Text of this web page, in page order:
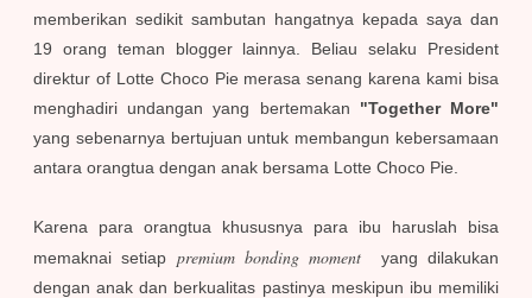
memberikan sedikit sambutan hangatnya kepada saya dan
19 orang teman blogger lainnya. Beliau selaku President
direktur of Lotte Choco Pie merasa senang karena kami bisa
menghadiri undangan yang bertemakan "Together More"
yang sebenarnya bertujuan untuk membangun kebersamaan
antara orangtua dengan anak bersama Lotte Choco Pie.
Karena para orangtua khususnya para ibu haruslah bisa
memaknai setiap premium bonding moment
yang dilakukan
dengan anak dan berkualitas pastinya meskipun ibu memiliki